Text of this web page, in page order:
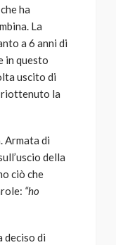
ha
La
a 6 anni di
in questo
uscito di
riottenuto la
Armata di
della
ciò che
“ho
deciso di